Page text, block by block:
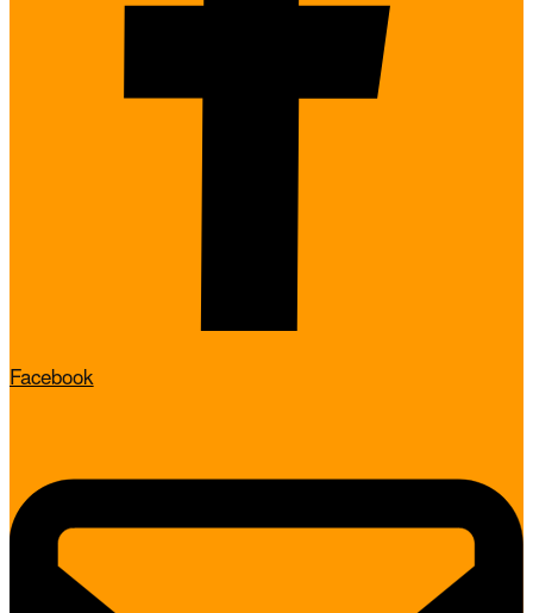
Facebook